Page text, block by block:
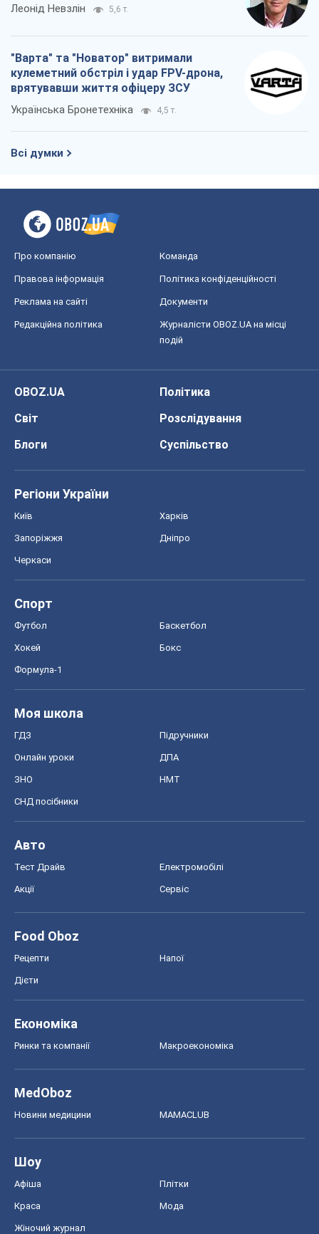
Леонід Невзлін 5,6 т.
"Варта" та "Новатор" витримали
кулеметний обстріл і удар FPV-дрона,
врятувавши життя офіцеру ЗСУ
Українська Бронетехніка 4,5 т.
Всі думки
Про компанію Команда
Правова інформація Політика конфіденційності
Реклама на сайті Документи
Редакційна політика
Журналісти OBOZ.UA на місці
подій
OBOZ.UA
Політика
Світ
Розслідування
Блоги
Суспільство
Регіони України
Київ Харків
Запоріжжя Дніпро
Черкаси
Спорт
Футбол Баскетбол
Хокей Бокс
Формула-1
Моя школа
ГДЗ Підручники
Онлайн уроки ДПА
ЗНО НМТ
СНД посібники
Авто
Тест Драйв Електромобілі
Акції Сервіс
Food Oboz
Рецепти Напої
Дієти
Економіка
Ринки та компанії Макроекономіка
MedOboz
Новини медицини MAMACLUB
Шоу
Афіша Плітки
Краса Мода
Жіночий журнал